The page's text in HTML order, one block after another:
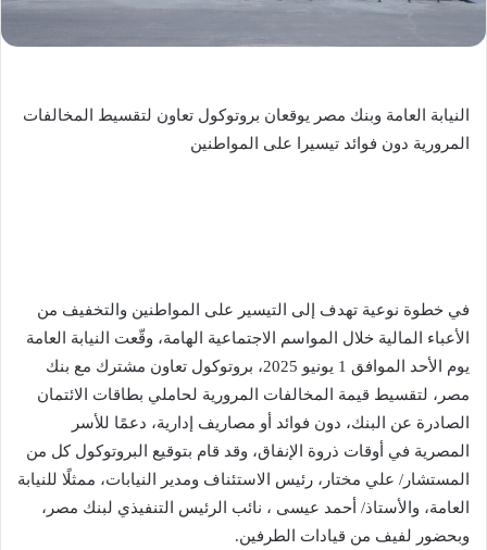
النيابة العامة وبنك مصر يوقعان بروتوكول تعاون لتقسيط المخالفات
المرورية دون فوائد تيسيرا على المواطنين
في خطوة نوعية تهدف إلى التيسير على المواطنين والتخفيف من
الأعباء المالية خلال المواسم الاجتماعية الهامة، وقّعت النيابة العامة
يوم الأحد الموافق 1 يونيو 2025، بروتوكول تعاون مشترك مع بنك
مصر، لتقسيط قيمة المخالفات المرورية لحاملي بطاقات الائتمان
الصادرة عن البنك، دون فوائد أو مصاريف إدارية، دعمًا للأسر
المصرية في أوقات ذروة الإنفاق، وقد قام بتوقيع البروتوكول كل من
المستشار/ علي مختار، رئيس الاستئناف ومدير النيابات، ممثلًا للنيابة
العامة، والأستاذ/ أحمد عيسى ، نائب الرئيس التنفيذي لبنك مصر،
وبحضور لفيف من قيادات الطرفين.